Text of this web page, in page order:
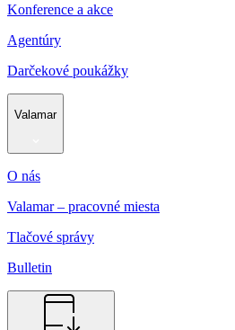
Konference a akce
Agentúry
Darčekové poukážky
Valamar
O nás
Valamar – pracovné miesta
Tlačové správy
Bulletin